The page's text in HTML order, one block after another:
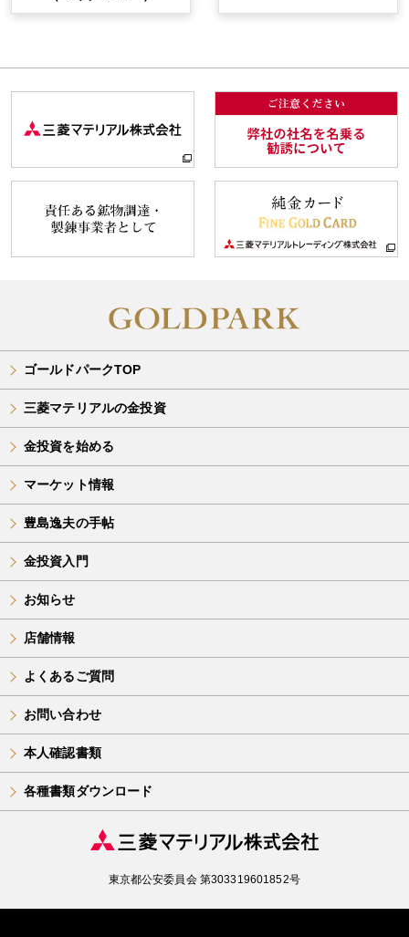
ゴールドパークTOP
三菱マテリアルの金投資
金投資を始める
マーケット情報
豊島逸夫の手帖
金投資入門
お知らせ
店舗情報
よくあるご質問
お問い合わせ
本人確認書類
各種書類ダウンロード
東京都公安委員会 第303319601852号